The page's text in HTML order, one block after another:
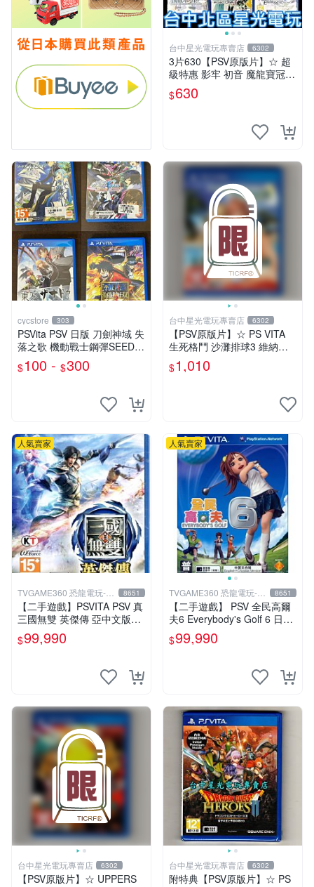
台中星光電玩專賣店 6302
3片630【PSV原版片】☆ 超
級特惠 影牢 初音 魔龍寶冠
鍊金工房 ☆中古二手商品
【星光】
$630
cycstore 303
PSVita PSV 日版 刀劍神域 失
落之歌 機動戰士鋼彈SEED
東京幻都 海賊無雙3 經典熱
血動作 RPG
$100 - $300
台中星光電玩專賣店 6302
【PSV原版片】☆ PS VITA
生死格鬥 沙灘排球3 維納斯
☆中文版全新品【含初回封入
特典】台中星光電玩
$1,010
人氣賣家
TVGAME360 恐龍電玩-台
中店
8651
【二手遊戲】PSVITA PSV 真
三國無雙 英傑傳 亞中文版
【台中恐龍電玩】
$99,990
人氣賣家
TVGAME360 恐龍電玩-台
中店
8651
【二手遊戲】 PSV 全民高爾
夫6 Everybody's Golf 6 日文
版 【台中恐龍電玩】
$99,990
台中星光電玩專賣店 6302
【PSV原版片】☆ UPPERS
台中星光電玩專賣店 6302
附特典【PSV原版片】☆ PS